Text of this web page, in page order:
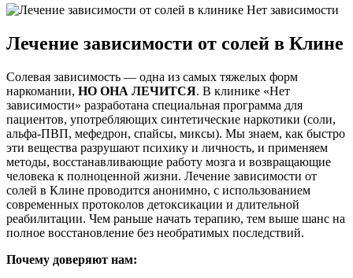
Лечение зависимости от солей в Клине
Солевая зависимость — одна из самых тяжелых форм
наркомании, НО ОНА ЛЕЧИТСЯ. В клинике «Нет
зависимости» разработана специальная программа для
пациентов, употребляющих синтетические наркотики (соли,
альфа-ПВП, мефедрон, спайсы, миксы). Мы знаем, как быстро
эти вещества разрушают психику и личность, и применяем
методы, восстанавливающие работу мозга и возвращающие
человека к полноценной жизни. Лечение зависимости от
солей в Клине проводится анонимно, с использованием
современных протоколов детоксикации и длительной
реабилитации. Чем раньше начать терапию, тем выше шанс на
полное восстановление без необратимых последствий.
Почему доверяют нам: